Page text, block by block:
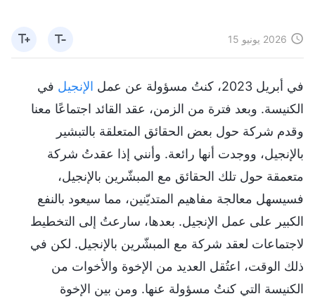
2026 يونيو 15
في أبريل 2023، كنتُ مسؤولة عن عمل الإنجيل في
الكنيسة. وبعد فترة من الزمن، عقد القائد اجتماعًا معنا
وقدم شركة حول بعض الحقائق المتعلقة بالتبشير
بالإنجيل، ووجدت أنها رائعة. وأنني إذا عقدتُ شركة
متعمقة حول تلك الحقائق مع المبشّرين بالإنجيل،
فسيسهل معالجة مفاهيم المتديّنين، مما سيعود بالنفع
الكبير على عمل الإنجيل. بعدها، سارعتُ إلى التخطيط
لاجتماعات لعقد شركة مع المبشّرين بالإنجيل. لكن في
ذلك الوقت، اعتُقل العديد من الإخوة والأخوات من
الكنيسة التي كنتُ مسؤولة عنها. ومن بين الإخوة